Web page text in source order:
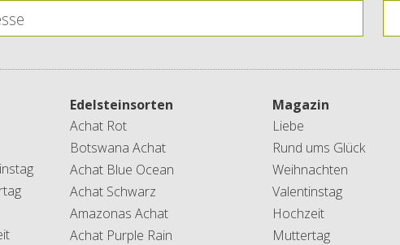
Edelsteinsorten
Achat Rot
Botswana Achat
Achat Blue Ocean
Achat Schwarz
Amazonas Achat
Achat Purple Rain
Magazin
Liebe
Rund ums Glück
Weihnachten
Valentinstag
Hochzeit
Muttertag